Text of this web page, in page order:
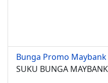
Bunga Promo Maybank
SUKU BUNGA MAYBANK